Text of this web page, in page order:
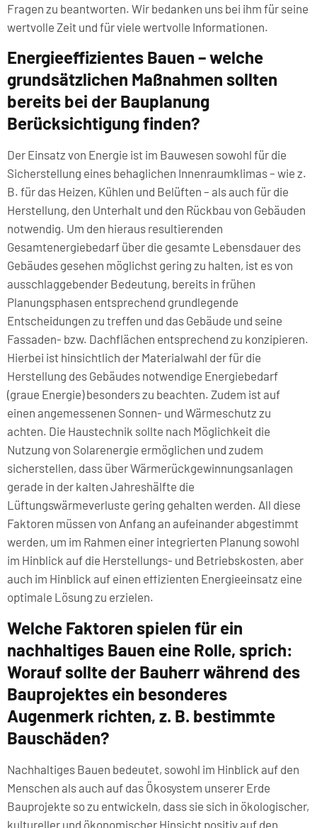
Fragen zu beantworten. Wir bedanken uns bei ihm für seine
wertvolle Zeit und für viele wertvolle Informationen.
Energieeffizientes Bauen – welche
grundsätzlichen Maßnahmen sollten
bereits bei der Bauplanung
Berücksichtigung finden?
Der Einsatz von Energie ist im Bauwesen sowohl für die
Sicherstellung eines behaglichen Innenraumklimas – wie z.
B. für das Heizen, Kühlen und Belüften – als auch für die
Herstellung, den Unterhalt und den Rückbau von Gebäuden
notwendig. Um den hieraus resultierenden
Gesamtenergiebedarf über die gesamte Lebensdauer des
Gebäudes gesehen möglichst gering zu halten, ist es von
ausschlaggebender Bedeutung, bereits in frühen
Planungsphasen entsprechend grundlegende
Entscheidungen zu treffen und das Gebäude und seine
Fassaden- bzw. Dachflächen entsprechend zu konzipieren.
Hierbei ist hinsichtlich der Materialwahl der für die
Herstellung des Gebäudes notwendige Energiebedarf
(graue Energie) besonders zu beachten. Zudem ist auf
einen angemessenen Sonnen- und Wärmeschutz zu
achten. Die Haustechnik sollte nach Möglichkeit die
Nutzung von Solarenergie ermöglichen und zudem
sicherstellen, dass über Wärmerückgewinnungsanlagen
gerade in der kalten Jahreshälfte die
Lüftungswärmeverluste gering gehalten werden. All diese
Faktoren müssen von Anfang an aufeinander abgestimmt
werden, um im Rahmen einer integrierten Planung sowohl
im Hinblick auf die Herstellungs- und Betriebskosten, aber
auch im Hinblick auf einen effizienten Energieeinsatz eine
optimale Lösung zu erzielen.
Welche Faktoren spielen für ein
nachhaltiges Bauen eine Rolle, sprich:
Worauf sollte der Bauherr während des
Bauprojektes ein besonderes
Augenmerk richten, z. B. bestimmte
Bauschäden?
Nachhaltiges Bauen bedeutet, sowohl im Hinblick auf den
Menschen als auch auf das Ökosystem unserer Erde
Bauprojekte so zu entwickeln, dass sie sich in ökologischer,
kultureller und ökonomischer Hinsicht positiv auf den